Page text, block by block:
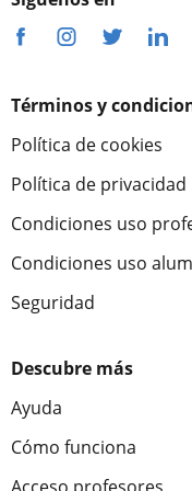
Términos y
Política de cookies
Política de privacidad
Condiciones uso
Condiciones uso
Seguridad
Descubre más
Ayuda
Cómo funciona